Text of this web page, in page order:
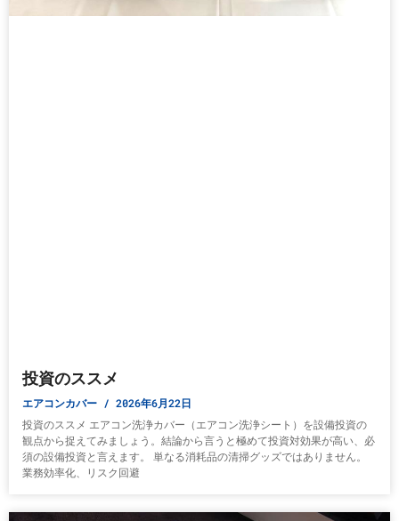
投資のススメ
エアコンカバー 2026年6月22日
投資のススメ エアコン洗浄カバー（エアコン洗浄シート）を設備投資の
観点から捉えてみましょう。結論から言うと極めて投資対効果が高い、必
須の設備投資と言えます。 単なる消耗品の清掃グッズではありません。
業務効率化、リスク回避